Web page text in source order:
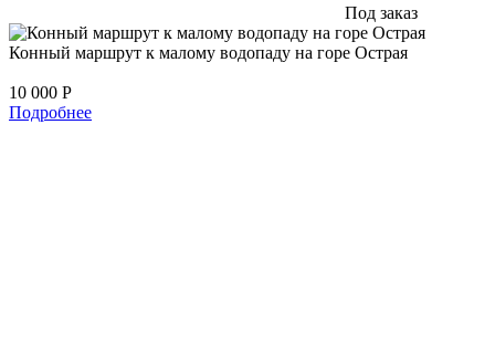
Под заказ
Конный маршрут к малому водопаду на горе Острая
10 000 Р
Подробнее